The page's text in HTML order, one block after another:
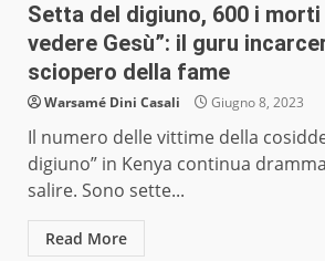
Setta del digiuno, 600 i morti
vedere Gesù”: il guru
sciopero della fame
Warsamé Dini Casali Giugno 8, 2023
Il numero delle vittime della
digiuno” in Kenya continua
salire. Sono sette...
Read More